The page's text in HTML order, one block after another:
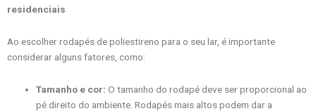
residenciais
Ao escolher rodapés de poliestireno para o seu lar, é importante
considerar alguns fatores, como:
Tamanho e cor: O tamanho do rodapé deve ser proporcional ao
pé direito do ambiente. Rodapés mais altos podem dar a